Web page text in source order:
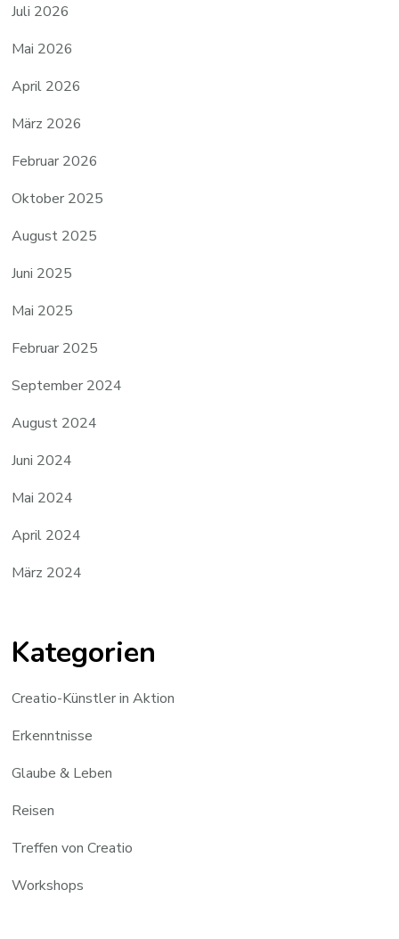
Juli 2026
Mai 2026
April 2026
März 2026
Februar 2026
Oktober 2025
August 2025
Juni 2025
Mai 2025
Februar 2025
September 2024
August 2024
Juni 2024
Mai 2024
April 2024
März 2024
Kategorien
Creatio-Künstler in Aktion
Erkenntnisse
Glaube & Leben
Reisen
Treffen von Creatio
Workshops